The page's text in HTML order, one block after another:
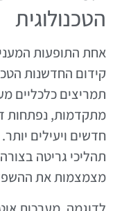
הטכנולוגית
אחת התופעות
קידום החדשנות
תמריצים כלכליים
מתקדמות, נפתחות
חדשים ויעילים
תהליכי גריטה
מצמצמות את